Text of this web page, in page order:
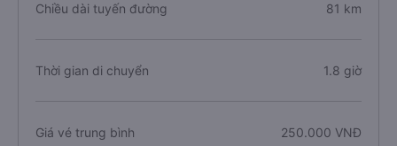
Chiều dài tuyến đường 81 km
Thời gian di chuyển 1.8 giờ
Giá vé trung bình 250.000 VNĐ